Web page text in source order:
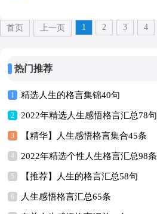
首页 上一页 1 2 3 4
热门推荐
1 精选人生的格言集锦40句
2 2022年精选人生感悟格言汇总78句
3 【精华】人生感悟格言集合45条
4 2022年精选个性人生格言汇总98条
5 【推荐】人生的格言汇总58句
6 人生感悟格言汇总65条